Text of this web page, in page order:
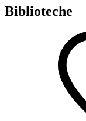
Biblioteche